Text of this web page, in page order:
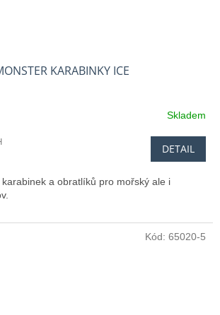
KARABINKY ICE
Skladem
DETAIL
a obratlíků pro mořský ale i
Kód: 65020-5